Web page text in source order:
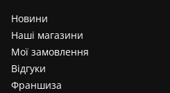
Новини
Наші магазини
Мої замовлення
Відгуки
Франшиза